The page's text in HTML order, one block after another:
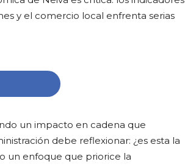
y el comercio local enfrenta serias
un impacto en cadena que
debe reflexionar: ¿es esta la
un enfoque que priorice la